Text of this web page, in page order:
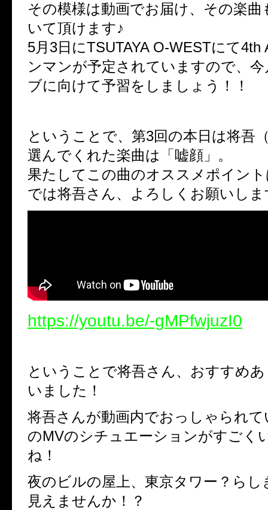
その模様は動画でお届け、その楽曲
いて頂けます♪
5月3日にTSUTAYA O-WESTにて4th
ンマンが予定されていますので、
ブに向けて予習をしましょう！！
ということで、第3回の本日は将吾
選んでくれた楽曲は「嘘顔」。
果たしてこの曲のオススメポイン
では将吾さん、よろしくお願いしま
https://youtu.be/-gMPfwjuzI0
ということで将吾さん、おすすめ
いました！
将吾さんが動画内でおっしゃられ
のMVのシチュエーションがすごく
ね！
夜のビルの屋上、東京タワー？らし
見えませんか！？